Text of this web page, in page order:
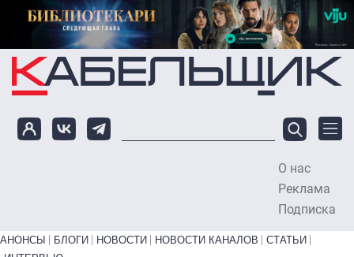
Перейти к основному содержанию
О нас
Реклама
Подписка
Primary links bottom
АНОНСЫ БЛОГИ НОВОСТИ НОВОСТИ КАНАЛОВ
СТАТЬИ